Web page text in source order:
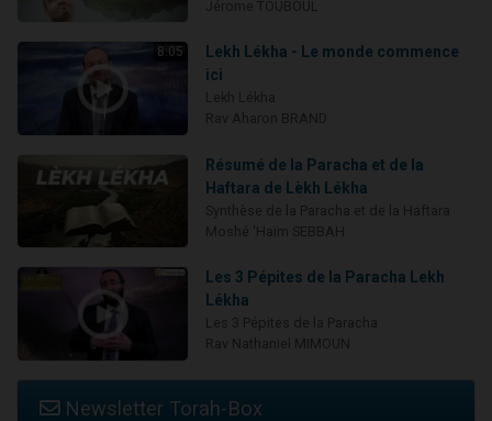
8:05
Lekh Lékha - Le monde commence
ici
Résumé de la Paracha et de la
Haftara de Lèkh Lékha
Les 3 Pépites de la Paracha Lekh
Lékha
Newsletter Torah-Box